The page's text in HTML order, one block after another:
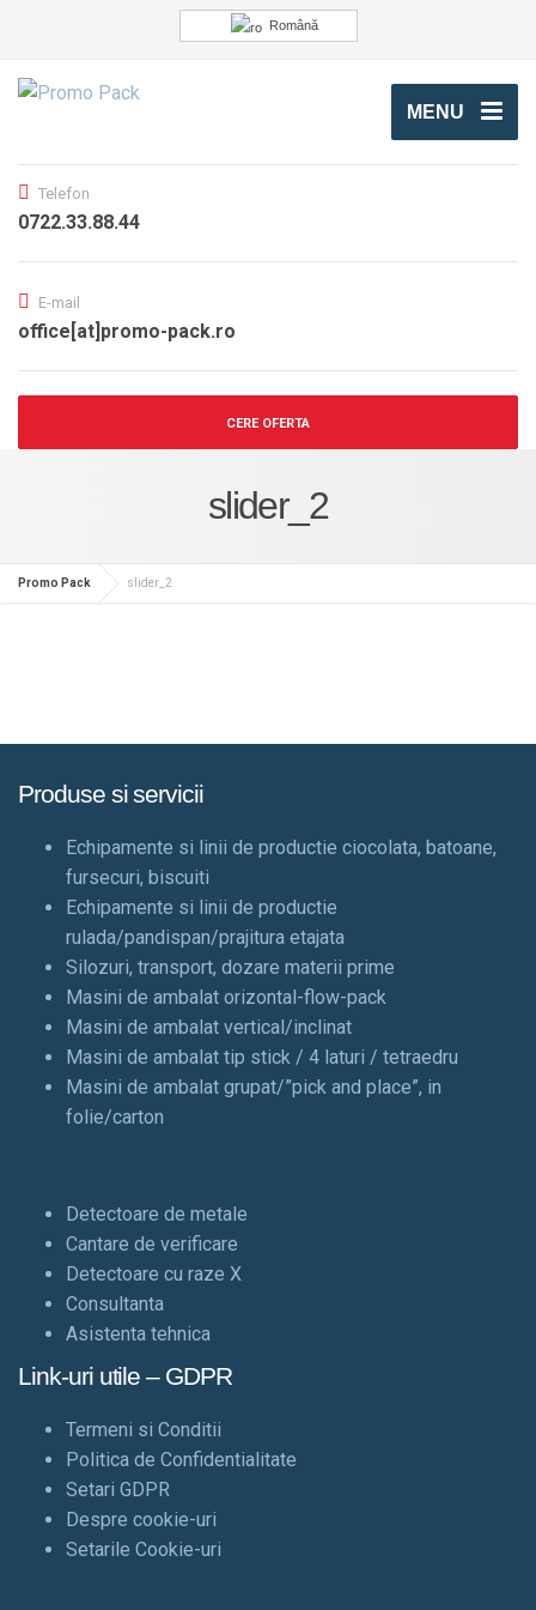
Română
MENU
Telefon
0722.33.88.44
E-mail
office[at]promo-pack.ro
CERE OFERTA
slider_2
Promo Pack slider_2
Produse si servicii
Echipamente si linii de productie ciocolata, batoane,
fursecuri, biscuiti
Echipamente si linii de productie
rulada/pandispan/prajitura etajata
Silozuri, transport, dozare materii prime
Masini de ambalat orizontal-flow-pack
Masini de ambalat vertical/inclinat
Masini de ambalat tip stick / 4 laturi / tetraedru
Masini de ambalat grupat/”pick and place”, in
folie/carton
Detectoare de metale
Cantare de verificare
Detectoare cu raze X
Consultanta
Asistenta tehnica
Link-uri utile – GDPR
Termeni si Conditii
Politica de Confidentialitate
Setari GDPR
Despre cookie-uri
Setarile Cookie-uri